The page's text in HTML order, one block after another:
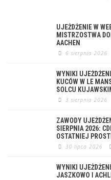
UJEŻDŻENIE W
MISTRZOSTWA
AACHEN
6 sierpnia 2026
WYNIKI
KUCÓW W LE
SOLCU
3 sierpnia 2026
ZAWODY
SIERPNIA 2026:
OSTATNIEJ
30 lipca 2026
WYNIKI
JASZKOWO I